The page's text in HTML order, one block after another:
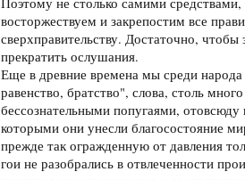
восторжествуем и закрепостим все
сверхправительству. Достаточно,
прекратить ослушания.
Еще в древние времена мы среди народа
равенство, братство", слова, столь
бессознательными попугаями,
которыми они унесли благосостояние
прежде так огражденную от давления
гои не разобрались в отвлеченности